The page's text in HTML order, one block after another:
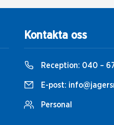
Kontakta oss
Reception: 040 –
E-post:
Personal